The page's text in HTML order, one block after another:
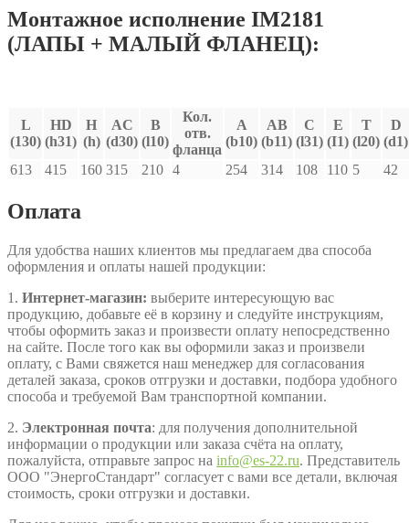
Монтажное исполнение IM2181
(ЛАПЫ + МАЛЫЙ ФЛАНЕЦ):
L
(130)
HD
(h31)
H
(h)
AC
(d30)
В
(l10)
Кол.
отв.
фланца
A
(b10)
AB
(b11)
C
(l31)
E
(I1)
T
(l20)
D
(d1)
613
415 160 315 210 4 254 314 108 110 5 42
Оплата
Для удобства наших клиентов мы предлагаем два способа
оформления и оплаты нашей продукции:
1. Интернет-магазин: выберите интересующую вас
продукцию, добавьте её в корзину и следуйте инструкциям,
чтобы оформить заказ и произвести оплату непосредственно
на сайте. После того как вы оформили заказ и произвели
оплату, с Вами свяжется наш менеджер для согласования
деталей заказа, сроков отгрузки и доставки, подбора удобного
способа и требуемой Вам транспортной компании.
2. Электронная почта: для получения дополнительной
информации о продукции или заказа счёта на оплату,
пожалуйста, отправьте запрос на info@es-22.ru. Представитель
ООО "ЭнергоСтандарт" согласует с вами все детали, включая
стоимость, сроки отгрузки и доставки.